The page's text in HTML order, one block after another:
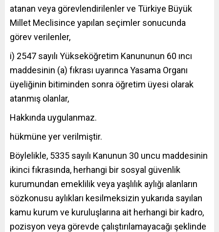
atanan veya görevlendirilenler ve Türkiye Büyük
Millet Meclisince yapılan seçimler sonucunda
görev verilenler,
i) 2547 sayılı Yükseköğretim Kanununun 60 ıncı
maddesinin (a) fıkrası uyarınca Yasama Organı
üyeliğinin bitiminden sonra öğretim üyesi olarak
atanmış olanlar,
Hakkında uygulanmaz.
hükmüne yer verilmiştir.
Böylelikle, 5335 sayılı Kanunun 30 uncu maddesinin
ikinci fıkrasında, herhangi bir sosyal güvenlik
kurumundan emeklilik veya yaşlılık aylığı alanların
sözkonusu aylıkları kesilmeksizin yukarıda sayılan
kamu kurum ve kuruluşlarına ait herhangi bir kadro,
pozisyon veya görevde çalıştırılamayacağı şeklinde